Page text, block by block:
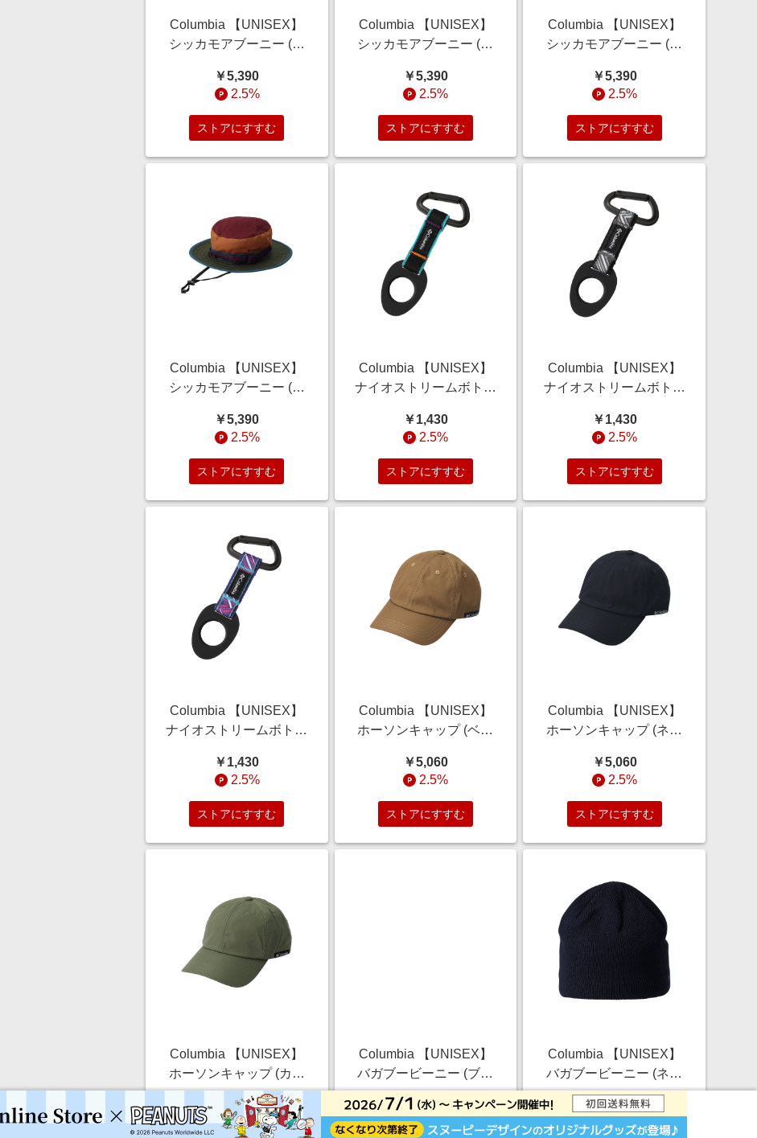
Columbia 【UNISEX】
シッカモアブーニー (ネ
ロンビア ELLE SHOP
￥5,390
2.5%
ストアにすすむ
Columbia 【UNISEX】
シッカモアブーニー (ネ
ロンビア ELLE SHOP
￥5,390
2.5%
ストアにすすむ
Columbia 【UNISEX】
シッカモアブーニー (ゴ
ンビア ELLE SHOP
￥5,390
2.5%
ストアにすすむ
Columbia 【UNISEX】
シッカモアブーニー (ゴ
ンビア ELLE SHOP
￥5,390
2.5%
ストアにすすむ
Columbia 【UNISEX】
ナイオストリームボトル
O/S) コロンビア ELLE
SHOP
￥1,430
2.5%
ストアにすすむ
Columbia 【UNISEX】
ナイオストリームボトル
コロンビア ELLE SHOP
￥1,430
2.5%
ストアにすすむ
Columbia 【UNISEX】
ナイオストリームボトル
コロンビア ELLE SHOP
￥1,430
2.5%
ストアにすすむ
Columbia 【UNISEX】
ホーソンキャップ (ベー
ELLE SHOP
￥5,060
2.5%
ストアにすすむ
Columbia 【UNISEX】
ホーソンキャップ (ネイ
ELLE SHOP
￥5,060
2.5%
ストアにすすむ
Columbia 【UNISEX】
ホーソンキャップ (カー
キ, O/S) コロンビア
ELLE SHOP
￥5,060
2.5%
Columbia 【UNISEX】
バガブービーニー (ブラ
ック, O/S) コロンビア
ELLE SHOP
￥2,860
2.5%
Columbia 【UNISEX】
バガブービーニー (ネイ
ビー, O/S) コロンビア
ELLE SHOP
￥2,860
2.5%